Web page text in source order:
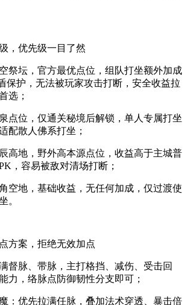
，优先级一目了然
祭坛，官方最优点位，组队打坐额外加成
保护，无法被玩家攻击打断，安全收益拉
选；
点位，仅通关秘境后解锁，单人专属打坐
配散人佛系打坐；
高地，野外高本源点位，收益高于主城普
，容易被敌对清场打断；
空地，基础收益，无任何加成，仅过渡使
。
方案，拒绝无效加点
督脉、带脉，主打格挡、减伤、受击回
力，络脉点防御韧性分支即可；
：优先拉满任脉，叠加法术穿透、暴击倍